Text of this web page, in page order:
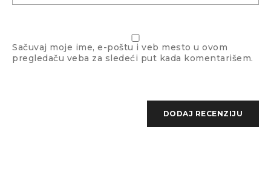
Sačuvaj moje ime, e-poštu i veb mesto u ovom
pregledaču veba za sledeći put kada komentarišem.